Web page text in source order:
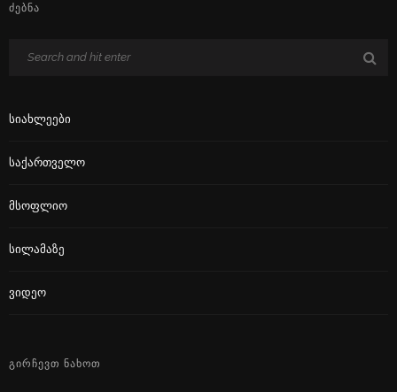
ᲫᲔᲑᲜᲐ
Სიახლეები
Საქართველო
Მსოფლიო
Სილამაზე
Ვიდეო
ᲒᲘᲠᲩᲔᲕᲗ ᲜᲐᲮᲝᲗ